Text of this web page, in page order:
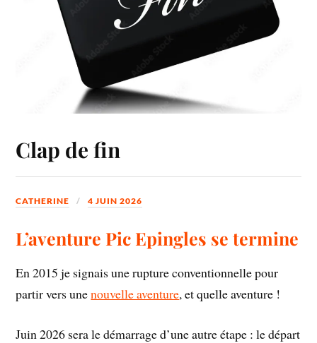
Clap de fin
CATHERINE 4 JUIN 2026
L’aventure Pic Epingles se termine
En 2015 je signais une rupture conventionnelle pour
partir vers unenouvelle aventure, et quelle aventure !
Juin 2026 sera le démarrage d’une autre étape : le départ